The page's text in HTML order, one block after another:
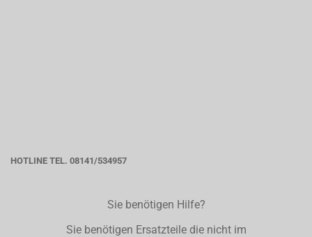
HOTLINE TEL. 08141/534957
Sie benötigen Hilfe?
Sie benötigen Ersatzteile die nicht im